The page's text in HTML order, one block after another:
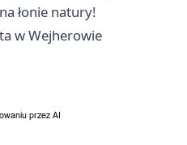
łonie natury!
w Wejherowie